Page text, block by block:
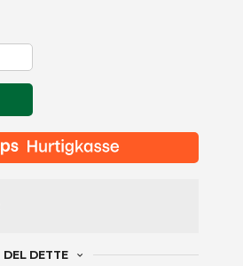
DEL DETTE